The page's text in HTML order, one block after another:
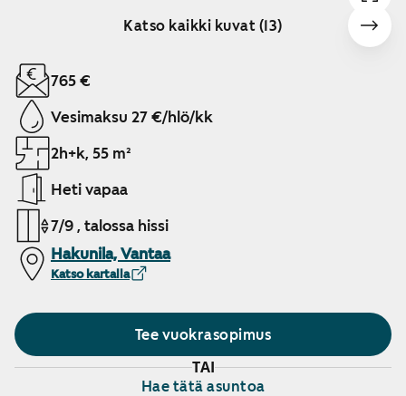
Katso kaikki kuvat (13)
Näytetään dia 1 / 13
765 €
Vesimaksu 27 €/hlö/kk
2h+k, 55 m²
Heti vapaa
7/9 , talossa hissi
Hakunila, Vantaa
Katso kartalla
Tee vuokrasopimus
TAI
Hae tätä asuntoa